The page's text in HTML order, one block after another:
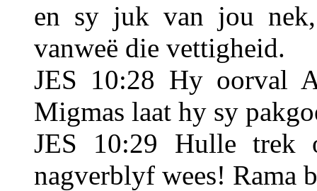
en sy juk van jou
vanweë die vettigheid.
JES 10:28 Hy oorval
Migmas laat hy sy
JES 10:29 Hulle trek
nagverblyf wees! Rama